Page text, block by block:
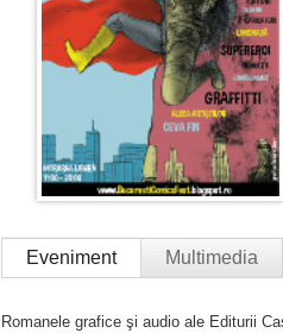
Eveniment Multimedia
Romanele grafice şi audio ale Editurii